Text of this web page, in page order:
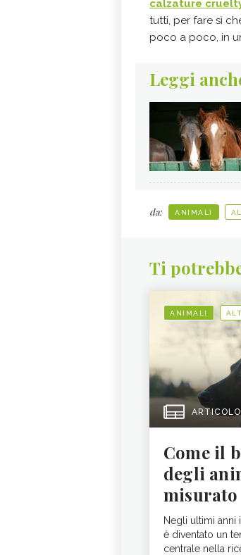
calzature
tutti, per fare sì
poco a poco, in
Leggi
da: ANIMALI
Ti
ANIMALI
ARTICOLO
Come il
degli
Negli ultimi anni
è diventato un
centrale nella